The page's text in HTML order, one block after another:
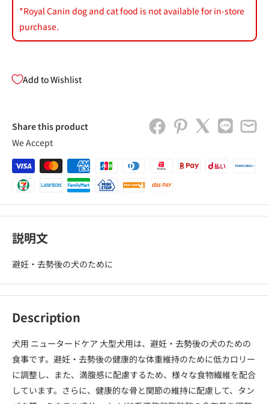
*Royal Canin dog and cat food is not available for in-store
purchase.
Add to Wishlist
Share this product
We Accept
説明文
避妊・去勢後の犬のために
Description
犬用 ニュータードケア 大型犬用は、避妊・去勢後の犬のための
食事です。避妊・去勢後の健康的な体重維持のために低カロリー
に調整し、また、満腹感に配慮するため、様々な食物繊維を配合
しています。さらに、健康的な骨と関節の維持に配慮して、タン